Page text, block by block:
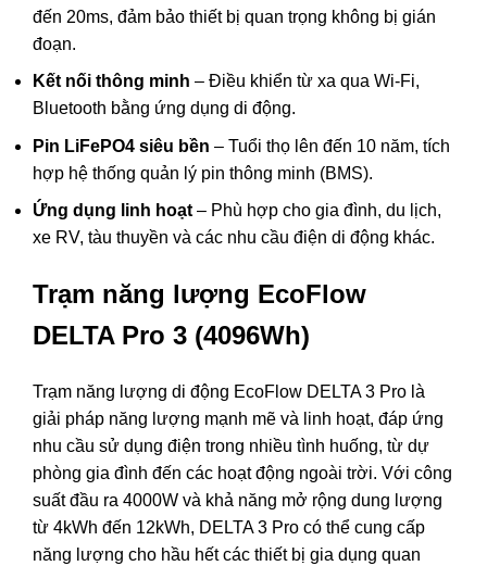
đến 20ms, đảm bảo thiết bị quan trọng không bị gián
đoạn.
Kết nối thông minh – Điều khiển từ xa qua Wi-Fi,
Bluetooth bằng ứng dụng di động.
Pin LiFePO4 siêu bền – Tuổi thọ lên đến 10 năm, tích
hợp hệ thống quản lý pin thông minh (BMS).
Ứng dụng linh hoạt – Phù hợp cho gia đình, du lịch,
xe RV, tàu thuyền và các nhu cầu điện di động khác.
Trạm năng lượng EcoFlow
DELTA Pro 3 (4096Wh)
Trạm năng lượng di động EcoFlow DELTA 3 Pro là
giải pháp năng lượng mạnh mẽ và linh hoạt, đáp ứng
nhu cầu sử dụng điện trong nhiều tình huống, từ dự
phòng gia đình đến các hoạt động ngoài trời. Với công
suất đầu ra 4000W và khả năng mở rộng dung lượng
từ 4kWh đến 12kWh, DELTA 3 Pro có thể cung cấp
năng lượng cho hầu hết các thiết bị gia dụng quan